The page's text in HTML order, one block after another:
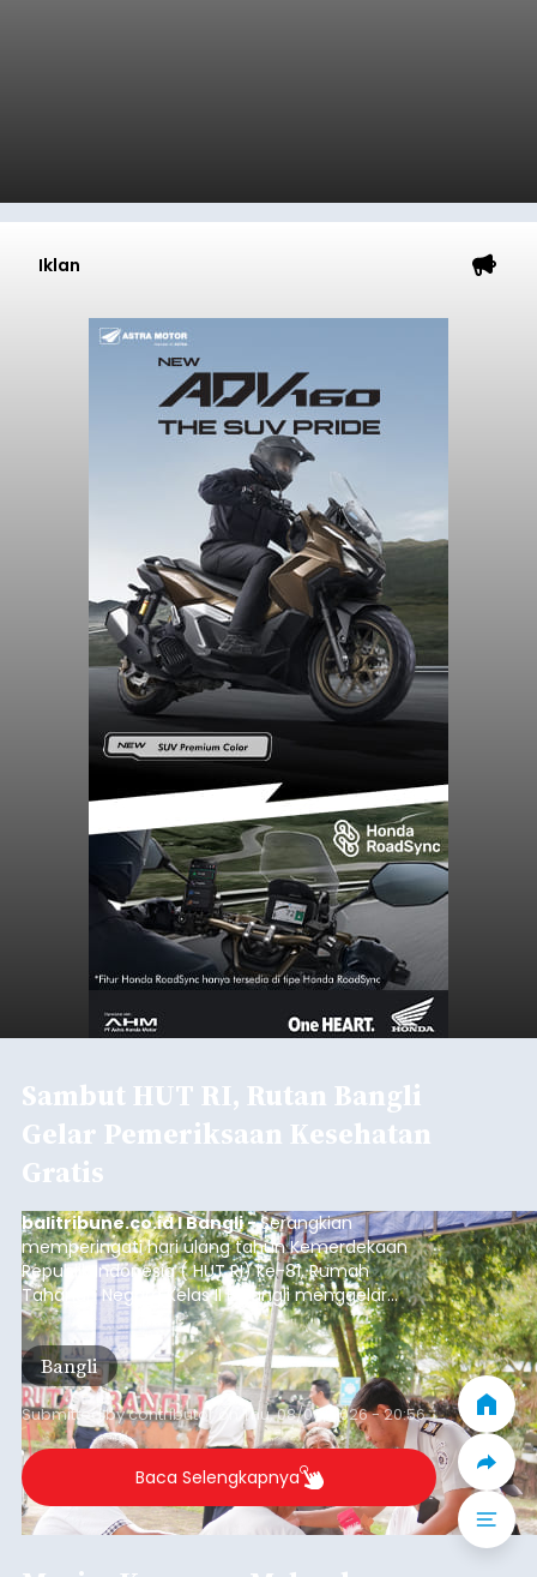
Iklan
Sambut HUT RI, Rutan Bangli
Gelar Pemeriksaan Kesehatan
Gratis
balitribune.co.id I Bangli -Serangkian
memperingati hari ulang tahun Kemerdekaan
Republik Indonesia ( HUT RI) ke-81, Rumah
Tahanan Negara Kelas II B Bangli menggelar
kegiatan pemeriksaan kesehatan gratis, Rabu
(6/8/2026).
Bangli
Submitted bycontributor Thu, 08/06/2026 - 20:56
Baca Selengkapnya